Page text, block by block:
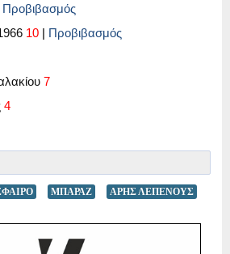
Προβιβασμός
10 | Προβιβασμός
7
4
ΜΠΑΡΑΖ ΑΡΗΣ ΛΕΠΕΝΟΥΣ